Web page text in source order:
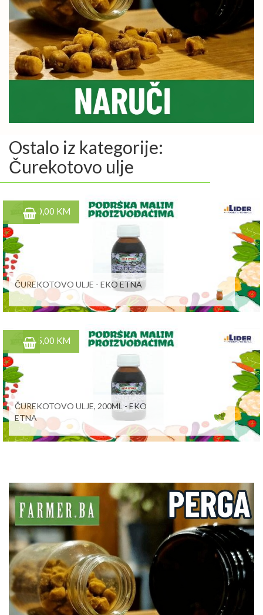
Ostalo iz kategorije:
Čurekotovo ulje
10,00 KM
ČUREKOTOVO ULJE - EKO ETNA
15,00 KM
ČUREKOTOVO ULJE, 200ML - EKO
ETNA